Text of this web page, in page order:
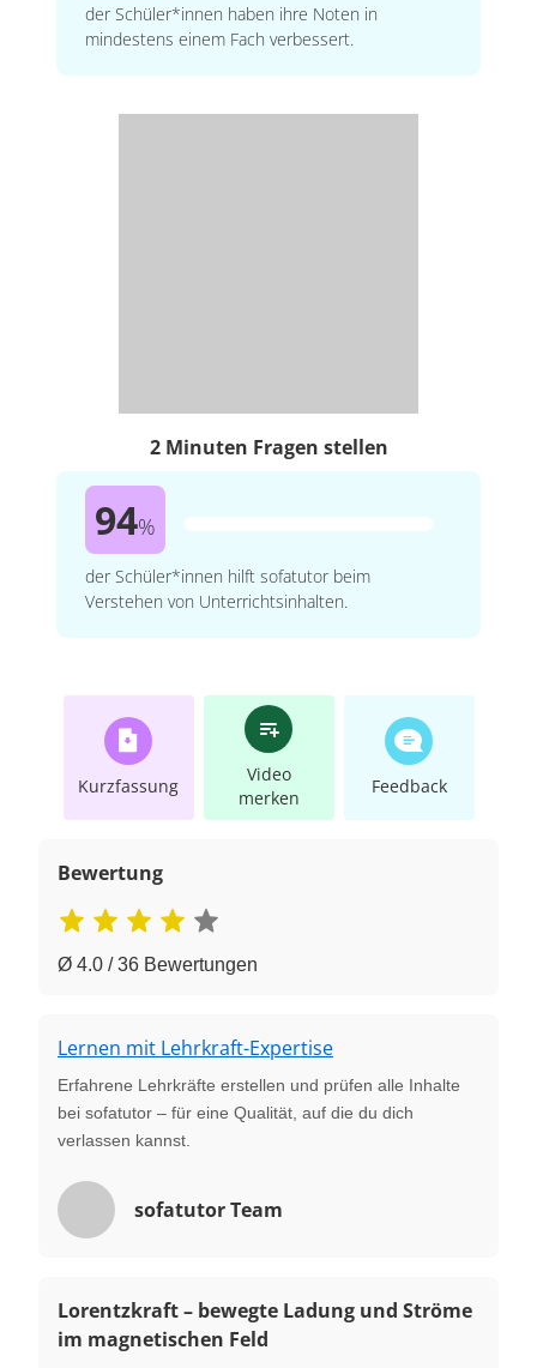
der Schüler*innen haben ihre Noten in
mindestens einem Fach verbessert.
2 Minuten Fragen stellen
94%
der Schüler*innen hilft sofatutor beim
Verstehen von Unterrichtsinhalten.
Kurzfassung
Video
merken
Feedback
Bewertung
Ø 4.0 / 36 Bewertungen
Lernen mit Lehrkraft-Expertise
Erfahrene Lehrkräfte erstellen und prüfen alle Inhalte
bei sofatutor – für eine Qualität, auf die du dich
verlassen kannst.
sofatutor Team
Lorentzkraft – bewegte Ladung und Ströme
im magnetischen Feld